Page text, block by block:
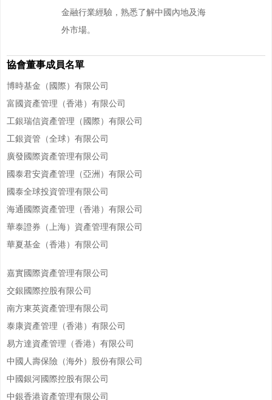
協會董事成員名單
博時基金（國際）有限公司
富國資產管理（香港）有限公司
工銀瑞信資產管理（國際）有限公司
工銀資管（全球）有限公司
廣發國際資產管理有限公司
國泰君安資產管理（亞洲）有限公司
國泰全球投資管理有限公司
海通國際資產管理（香港）有限公司
華泰證券（上海）資產管理有限公司
華夏基金（香港）有限公司
嘉實國際資產管理有限公司
交銀國際控股有限公司
南方東英資產管理有限公司
泰康資產管理（香港）有限公司
易方達資產管理（香港）有限公司
中國人壽保險（海外）股份有限公司
中國銀河國際控股有限公司
中銀香港資產管理有限公司
金融行業經驗，熟悉了解中國內地及海
外市場。